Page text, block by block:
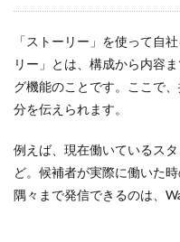
「ストーリー」を使って自
リー」とは、構成から内容
グ機能のことです。ここで
分を伝えられます。
例えば、現在働いているス
ど。候補者が実際に働いた
隅々まで発信できるのは、